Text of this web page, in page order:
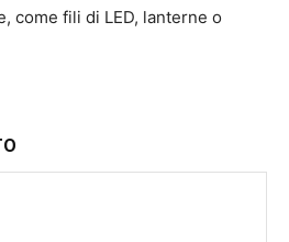
come fili di LED, lanterne o